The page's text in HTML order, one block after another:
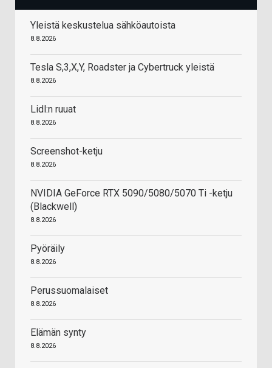
Yleistä keskustelua sähköautoista
8.8.2026
Tesla S,3,X,Y, Roadster ja Cybertruck yleistä
8.8.2026
Lidl:n ruuat
8.8.2026
Screenshot-ketju
8.8.2026
NVIDIA GeForce RTX 5090/5080/5070 Ti -ketju
(Blackwell)
8.8.2026
Pyöräily
8.8.2026
Perussuomalaiset
8.8.2026
Elämän synty
8.8.2026